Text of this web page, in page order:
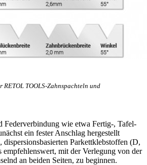
RETOL TOOLS-Zahnspachteln und
Federverbindung wie etwa Fertig-, Tafel-
ein fester Anschlag hergestellt
Parkettklebstoffen (D,
mit der Verlegung von der
an beiden Seiten, zu beginnen.